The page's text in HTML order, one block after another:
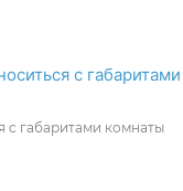
с габаритами комнаты